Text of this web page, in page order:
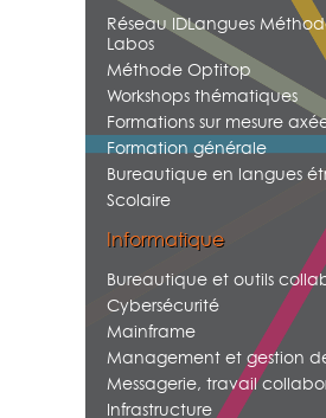
Réseau IDLangues
Labos
Méthode Optitop
Workshops thématiques
Formations sur mesure
Formation générale
Bureautique en langues
Scolaire
Informatique
Bureautique et outils
Cybersécurité
Mainframe
Management et gestion
Messagerie, travail
Infrastructure